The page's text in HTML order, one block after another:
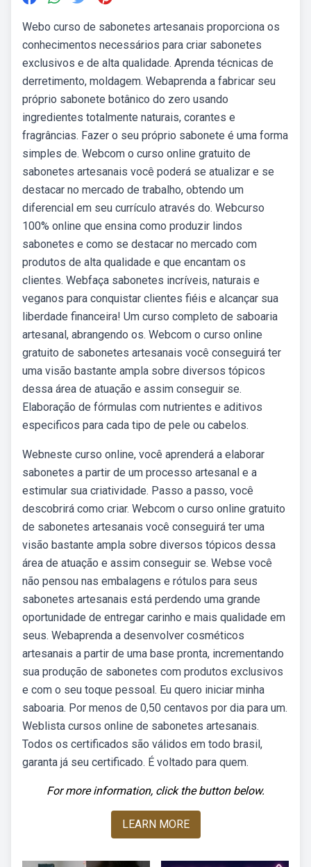
Webo curso de sabonetes artesanais proporciona os
conhecimentos necessários para criar sabonetes
exclusivos e de alta qualidade. Aprenda técnicas de
derretimento, moldagem. Webaprenda a fabricar seu
próprio sabonete botânico do zero usando
ingredientes totalmente naturais, corantes e
fragrâncias. Fazer o seu próprio sabonete é uma forma
simples de. Webcom o curso online gratuito de
sabonetes artesanais você poderá se atualizar e se
destacar no mercado de trabalho, obtendo um
diferencial em seu currículo através do. Webcurso
100% online que ensina como produzir lindos
sabonetes e como se destacar no mercado com
produtos de alta qualidade e que encantam os
clientes. Webfaça sabonetes incríveis, naturais e
veganos para conquistar clientes fiéis e alcançar sua
liberdade financeira! Um curso completo de saboaria
artesanal, abrangendo os. Webcom o curso online
gratuito de sabonetes artesanais você conseguirá ter
uma visão bastante ampla sobre diversos tópicos
dessa área de atuação e assim conseguir se.
Elaboração de fórmulas com nutrientes e aditivos
especificos para cada tipo de pele ou cabelos.
Webneste curso online, você aprenderá a elaborar
sabonetes a partir de um processo artesanal e a
estimular sua criatividade. Passo a passo, você
descobrirá como criar. Webcom o curso online gratuito
de sabonetes artesanais você conseguirá ter uma
visão bastante ampla sobre diversos tópicos dessa
área de atuação e assim conseguir se. Webse você
não pensou nas embalagens e rótulos para seus
sabonetes artesanais está perdendo uma grande
oportunidade de entregar carinho e mais qualidade em
seus. Webaprenda a desenvolver cosméticos
artesanais a partir de uma base pronta, incrementando
sua produção de sabonetes com produtos exclusivos
e com o seu toque pessoal. Eu quero iniciar minha
saboaria. Por menos de 0,50 centavos por dia para um.
Weblista cursos online de sabonetes artesanais.
Todos os certificados são válidos em todo brasil,
garanta já seu certificado. É voltado para quem.
For more information, click the button below.
LEARN MORE